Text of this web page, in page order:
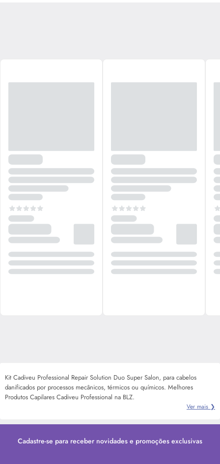
Kit Cadiveu Professional Repair Solution Duo Super Salon, para cabelos
danificados por processos mecânicos, térmicos ou químicos. Melhores
Produtos Capilares Cadiveu Professional na BLZ.
Ver mais ❯
Cadastre-se para receber novidades e promoções exclusivas